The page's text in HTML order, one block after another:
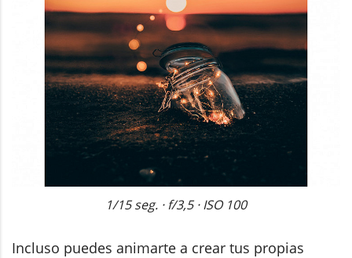
1/15 seg. · f/3,5 · ISO 100
Incluso puedes animarte a crear tus propias